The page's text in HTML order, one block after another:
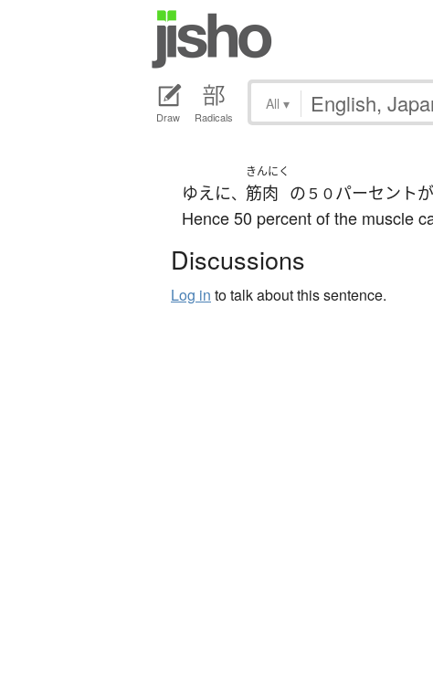
Draw Radicals
All ▾
ゆえに、
きんにく
筋肉 の５０パーセントが
Hence 50 percent of the muscle
Discussions
Log in to talk about this sentence.